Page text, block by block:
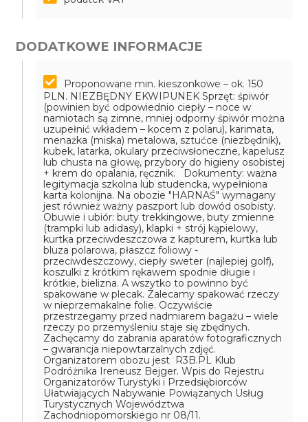
DODATKOWE INFORMACJE
Proponowane min. kieszonkowe – ok. 150
PLN. NIEZBĘDNY EKWIPUNEK Sprzęt: śpiwór
(powinien być odpowiednio ciepły – noce w
namiotach są zimne, mniej odporny śpiwór można
uzupełnić wkładem – kocem z polaru), karimata,
menażka (miska) metalowa, sztućce (niezbędnik),
kubek, latarka, okulary przeciwsłoneczne, kapelusz
lub chusta na głowę, przybory do higieny osobistej
+ krem do opalania, ręcznik.
Dokumenty: ważna
legitymacja szkolna lub studencka, wypełniona
karta kolonijna. Na obozie "HARNAŚ" wymagany
jest również ważny paszport lub dowód osobisty.
Obuwie i ubiór: buty trekkingowe, buty zmienne
(trampki lub adidasy), klapki + strój kąpielowy,
kurtka przeciwdeszczowa z kapturem, kurtka lub
bluza polarowa, płaszcz foliowy -
przeciwdeszczowy, ciepły sweter (najlepiej golf),
koszulki z krótkim rękawem spodnie długie i
krótkie, bielizna. A wszytko to powinno być
spakowane w plecak. Zalecamy spakować rzeczy
w nieprzemakalne folie. Oczywiście
przestrzegamy przed nadmiarem bagażu – wiele
rzeczy po przemyśleniu staje się zbędnych.
Zachęcamy do zabrania aparatów fotograficznych
– gwarancja niepowtarzalnych zdjęć.
Organizatorem obozu jest R3B.PL Klub
Podróżnika Ireneusz Bejger. Wpis do Rejestru
Organizatorów Turystyki i Przedsiębiorców
Ułatwiających Nabywanie Powiązanych Usług
Turystycznych Województwa
Zachodniopomorskiego nr 08/11.